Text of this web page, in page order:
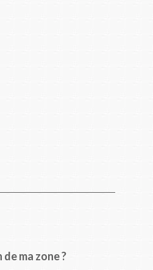
ma zone ?